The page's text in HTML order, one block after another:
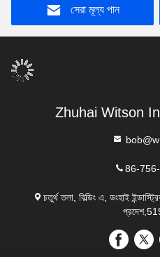
সেরা মূল্য পান
Zhuhai Witson
86-
চতুর্থ তলা, বিল্ডিং এ, ডংহাই